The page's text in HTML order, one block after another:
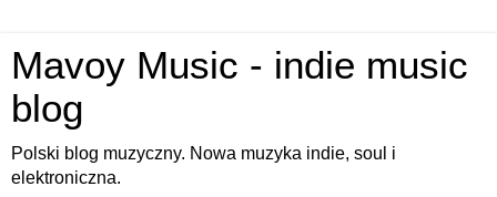
Mavoy Music - indie music
blog
Polski blog muzyczny. Nowa muzyka indie, soul i
elektroniczna.